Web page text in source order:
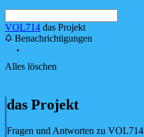
VOL714 das Projekt
Benachrichtigungen
Alles löschen
das Projekt
Fragen und Antworten zu VOL714